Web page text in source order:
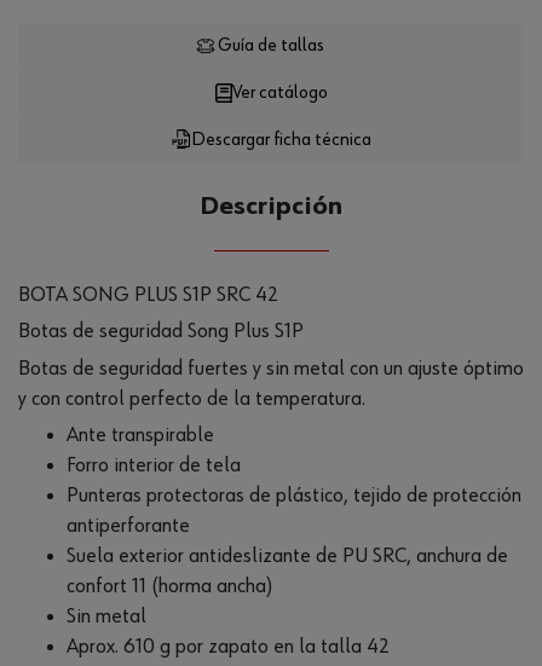
Loading...
Descargar ficha técnica
Ver catálogo
Guía de tallas
Descripción
BOTA SONG PLUS S1P SRC 42
Botas de seguridad Song Plus S1P
Botas de seguridad fuertes y sin metal con un ajuste óptimo
y con control perfecto de la temperatura.
Ante transpirable
Forro interior de tela
Punteras protectoras de plástico, tejido de protección
antiperforante
Suela exterior antideslizante de PU SRC, anchura de
confort 11 (horma ancha)
Sin metal
Aprox. 610 g por zapato en la talla 42